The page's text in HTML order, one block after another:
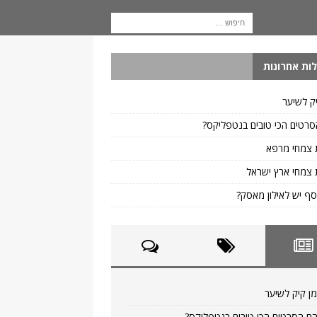
אחרונות
לשיער
הכי טובים בנטפליקס?
צמחי מרפא
צמחי ארץ ישראל
יש לאילון מאסק?
קיק לשיער